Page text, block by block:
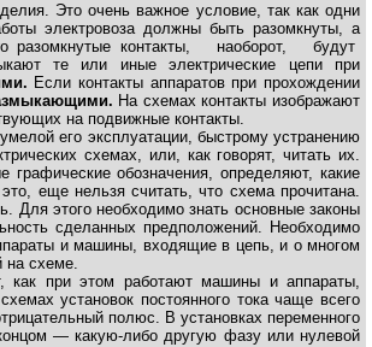
Это очень важное условие, так как одни
электровоза должны быть разомкнуты, а
разомкнутые контакты, наоборот, будут
те или иные электрические цепи при
Если контакты аппаратов при прохождении
На схемах контакты изображают
на подвижные контакты.
его эксплуатации, быстрому устранению
схемах, или, как говорят, читать их.
графические обозначения, определяют, какие
еще нельзя считать, что схема прочитана.
Для этого необходимо знать основные законы
сделанных предположений. Необходимо
и машины, входящие в цепь, и о многом
на схеме.
как при этом работают машины и аппараты,
установок постоянного тока чаще всего
полюс. В установках переменного
— какую-либо другую фазу или нулевой